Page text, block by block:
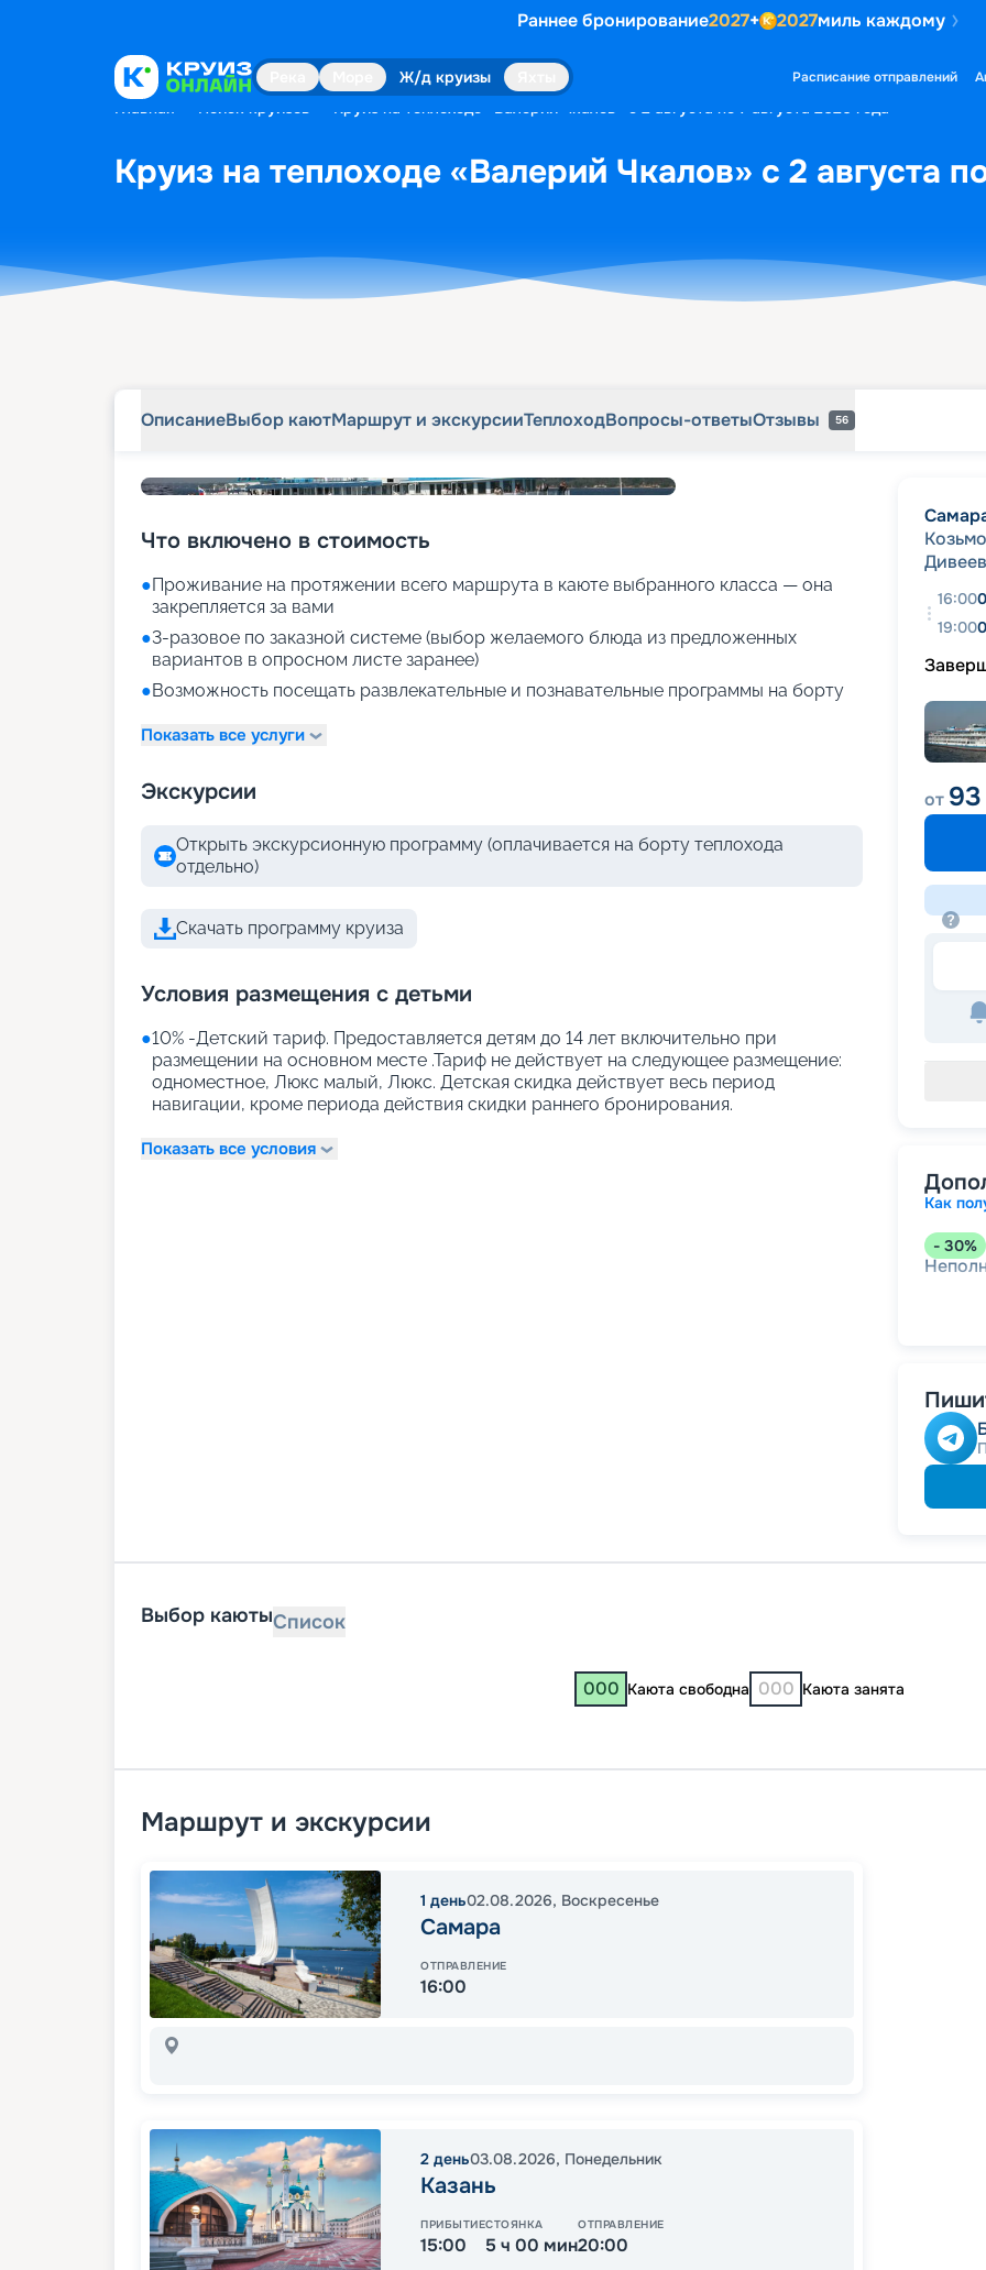
Раннее бронирование2027+ 2027миль каждому
Ж/д круизы Расписание отправлений
Главная Поиск круизов Круиз на теплоходе «Валерий Чкалов» с 2 августа по 7 августа 2026 года
Круиз на теплоходе «Валерий Чкалов» с 2 августа
ОписаниеВыбор каютМаршрут и экскурсииТеплоходВопросы-ответыОтзывы 56
Что включено в стоимость
●Проживание на протяжении всего маршрута в каюте выбранного класса — она
закрепляется за вами
●3-разовое по заказной системе (выбор желаемого блюда из предложенных
вариантов в опросном листе заранее)
●Возможность посещать развлекательные и познавательные программы на борту
Показать все услуги
Экскурсии
Открыть экскурсионную программу (оплачивается на борту теплохода
отдельно)
Скачать программу круиза
Условия размещения с детьми
●10% -Детский тариф. Предоставляется детям до 14 лет включительно при
размещении на основном месте .Тариф не действует на следующее размещение:
одноместное, Люкс малый, Люкс. Детская скидка действует весь период
навигации, кроме периода действия скидки раннего бронирования.
Показать все условия
16:00
19:00
от
Как
- 30%
Выбор каютыСписок
000 Каюта свободна 000 Каюта занята
Маршрут и экскурсии
1 день02.08.2026, Воскресенье
Самара
ОТПРАВЛЕНИЕ
16:00
2 день03.08.2026, Понедельник
Казань
ПРИБЫТИЕ
15:00
СТОЯНКА
5 ч 00 мин
ОТПРАВЛЕНИЕ
20:00